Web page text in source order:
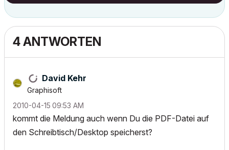
4 ANTWORTEN
David Kehr
Graphisoft
‎2010-04-15 09:53 AM
kommt die Meldung auch wenn Du die PDF-Datei auf
den Schreibtisch/Desktop speicherst?